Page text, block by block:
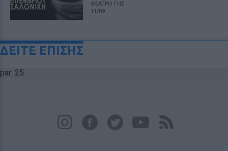
ΘΕΑΤΡΟ ΓΗΣ
11/09
ΔΕΙΤΕ ΕΠΙΣΗΣ
par: 25